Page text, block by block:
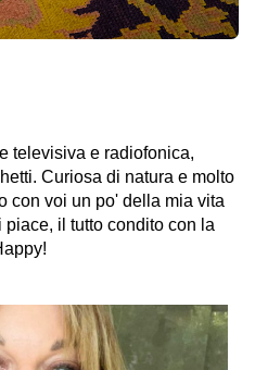
televisiva e radiofonica,
Curiosa di natura e molto
con voi un po' della mia vita
il tutto condito con la